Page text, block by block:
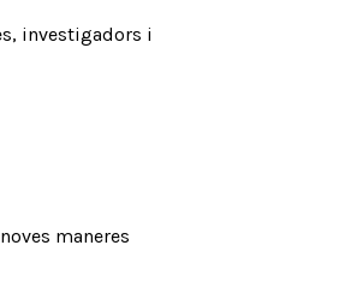
investigadors i
maneres